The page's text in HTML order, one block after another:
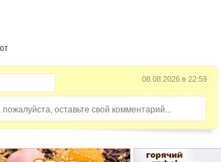
08.08.2026 в 22:59
оставьте свой комментарий...